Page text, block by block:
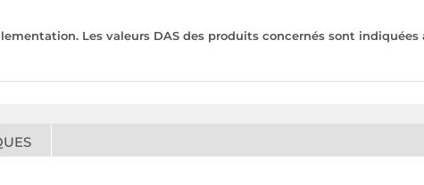
Les valeurs DAS des produits concernés sont